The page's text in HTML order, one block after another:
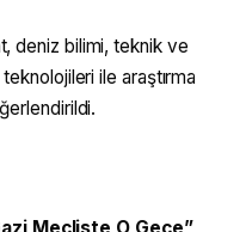
deniz bilimi, teknik ve
ile araştırma
Mecliste O Gece”